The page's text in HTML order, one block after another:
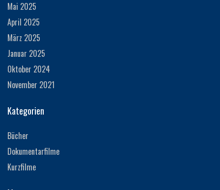
Mai 2025
April 2025
März 2025
Januar 2025
Oktober 2024
November 2021
Kategorien
Bücher
Dokumentarfilme
Kurzfilme